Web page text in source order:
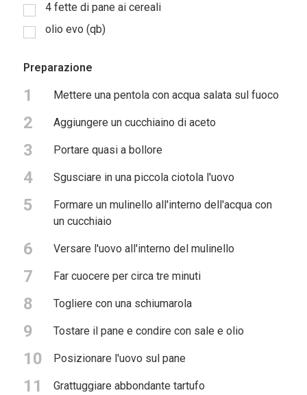
4 fette di pane ai cereali
olio evo (qb)
Preparazione
1 Mettere una pentola con acqua salata sul fuoco
2 Aggiungere un cucchiaino di aceto
3 Portare quasi a bollore
4 Sgusciare in una piccola ciotola l'uovo
5
Formare un mulinello all'interno dell'acqua con
un cucchiaio
6 Versare l'uovo all'interno del mulinello
7 Far cuocere per circa tre minuti
8 Togliere con una schiumarola
9 Tostare il pane e condire con sale e olio
10 Posizionare l'uovo sul pane
11 Grattuggiare abbondante tartufo